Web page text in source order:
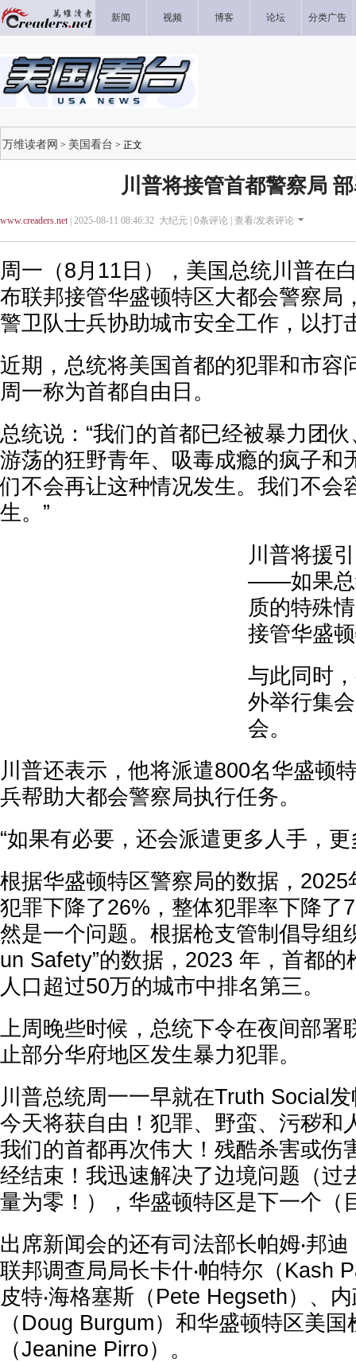
新闻 视频 博客 论坛 分类广告
万维读者网 > 美国看台 > 正文
川普将接管首都警察局
www.creaders.net| 2025-08-11 08:46:32 大纪元 | 0条评论 | 查看/发表评论
周一（8月11日），美国总统川普在
布联邦接管华盛顿特区大都会警察局
警卫队士兵协助城市安全工作，以打
近期，总统将美国首都的犯罪和市容
周一称为首都自由日。
总统说：“我们的首都已经被暴力团
游荡的狂野青年、吸毒成瘾的疯子和
们不会再让这种情况发生。我们不会
生。”
川普将援
——如果总
质的特殊
接管华盛
与此同时
外举行集
会。
川普还表示，他将派遣800名华盛顿
兵帮助大都会警察局执行任务。
“如果有必要，还会派遣更多人手，
根据华盛顿特区警察局的数据，
犯罪下降了26%，整体犯罪率下降了
然是一个问题。根据枪支管制倡导组
un Safety”的数据，2023 年，首都的
人口超过50万的城市中排名第三。
上周晚些时候，总统下令在夜间部署
止部分华府地区发生暴力犯罪。
川普总统周一一早就在Truth Social
今天将获自由！犯罪、野蛮、污秽和
我们的首都再次伟大！残酷杀害或伤
经结束！我迅速解决了边境问题（过
量为零！），华盛顿特区是下一个（
出席新闻会的还有司法部长帕姆‧邦
联邦调查局局长卡什‧帕特尔（Kash
皮特‧海格塞斯（Pete Hegseth）、
（Doug Burgum）和华盛顿特区美国
（Jeanine Pirro）。